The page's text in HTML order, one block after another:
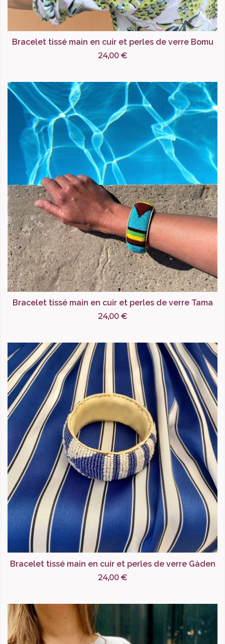
Bracelet tissé main en cuir et perles de verre Bomu
24,00 €
Bracelet tissé main en cuir et perles de verre Tama
24,00 €
Bracelet tissé main en cuir et perles de verre Gàden
24,00 €